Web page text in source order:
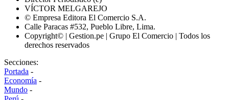
VÍCTOR MELGAREJO
© Empresa Editora El Comercio S.A.
Calle Paracas #532, Pueblo Libre, Lima.
Copyright© | Gestion.pe | Grupo El Comercio | Todos los
derechos reservados
Secciones:
Portada -
Economía -
Mundo -